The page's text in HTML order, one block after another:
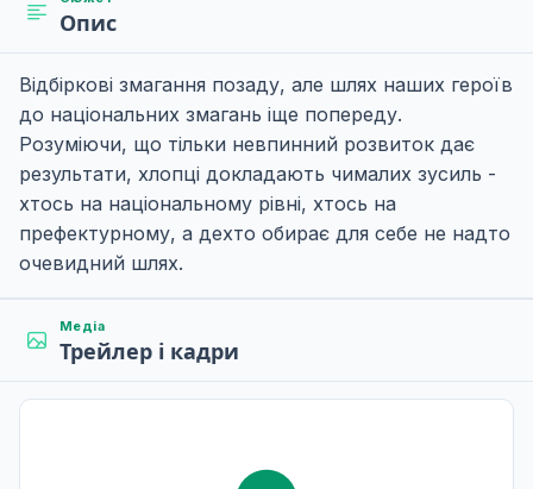
Опис
Відбіркові змагання позаду, але шлях наших героїв
до національних змагань іще попереду.
Розуміючи, що тільки невпинний розвиток дає
результати, хлопці докладають чималих зусиль -
хтось на національному рівні, хтось на
префектурному, а дехто обирає для себе не надто
очевидний шлях.
Медіа
Трейлер і кадри